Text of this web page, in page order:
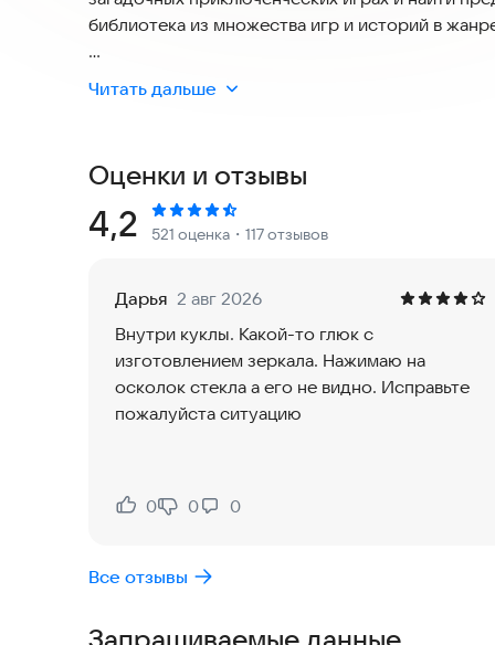
библиотека из множества игр и историй в
· Играйте в свои любимые игры с сюжетом!
Подберите приключение на свой вкус! С
жанрами - играйте в оба!
· Вам никогда не будет скучно!
приключенческие игры искать предметы
· Зарабатывайте достижения!
Играйте и проходите повторно свои любимые
достижения! Быстрее всех найдите хитроумно
· Соберите свою собственную коллекцию!
отличия! Артефакты, изменяющие форму,
Читать дальше
Оценки и отзывы
Рейтинг:
4,2 521 оценка ・117 отзывов
Дарья 2 авг 2026
Внутри куклы. Какой-то глюк с
изготовлением зеркала. Нажимаю на
осколок стекла а его не видно. Исправьте
пожалуйста ситуацию
Нравится:
0
Не нравится:
0 0
Все отзывы